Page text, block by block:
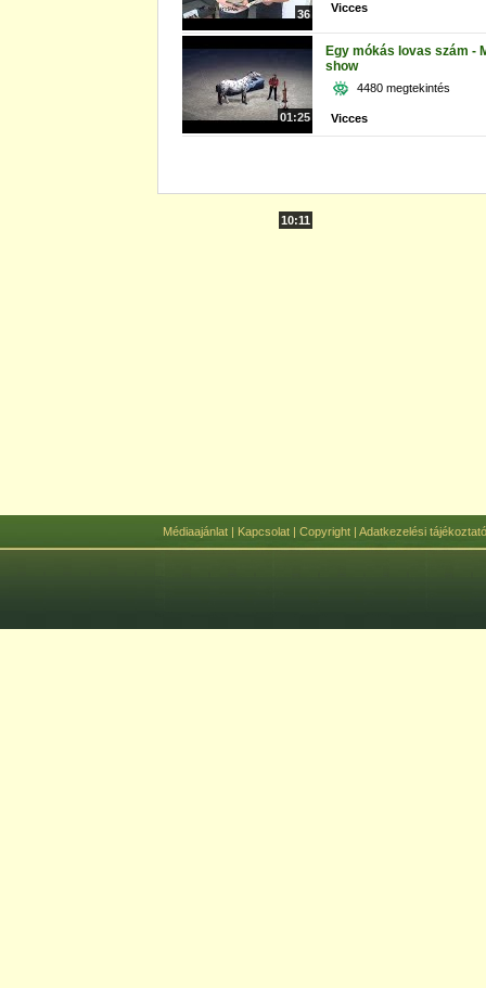
36
01:25
Vicces
10:11
Egy mókás lovas szám -
show
4480 megtekintés
Vicces
Médiaajánlat| Kapcsolat| Copyright| Adatkezelési tájékoztató